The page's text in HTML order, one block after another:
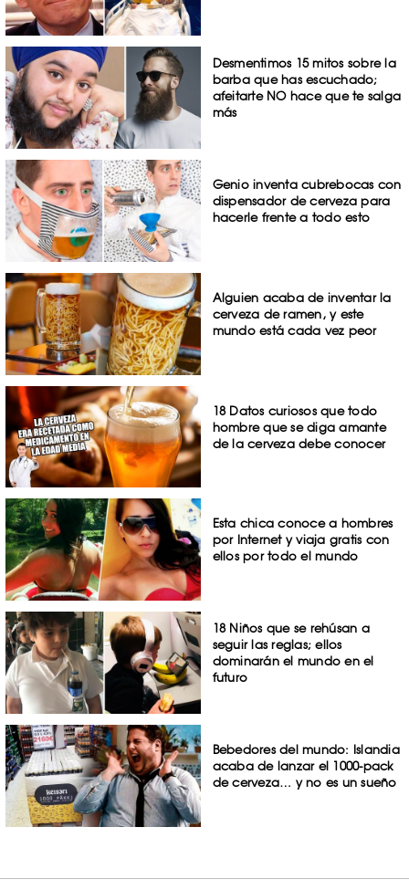
Desmentimos 15 mitos sobre la
barba que has escuchado;
afeitarte NO hace que te salga
más
Genio inventa cubrebocas con
dispensador de cerveza para
hacerle frente a todo esto
Alguien acaba de inventar la
cerveza de ramen, y este
mundo está cada vez peor
18 Datos curiosos que todo
hombre que se diga amante
de la cerveza debe conocer
Esta chica conoce a hombres
por Internet y viaja gratis con
ellos por todo el mundo
18 Niños que se rehúsan a
seguir las reglas; ellos
dominarán el mundo en el
futuro
Bebedores del mundo: Islandia
acaba de lanzar el 1000-pack
de cerveza… y no es un sueño